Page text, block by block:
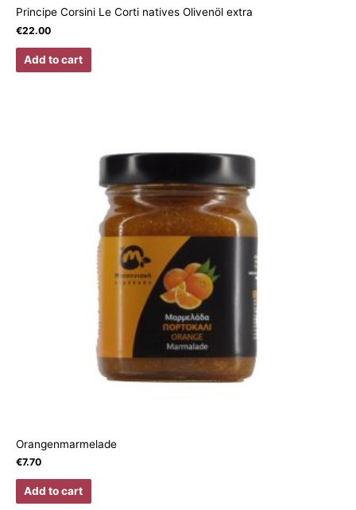
Principe Corsini Le Corti natives Olivenöl extra
€22.00
Add to cart
Orangenmarmelade
€7.70
Add to cart